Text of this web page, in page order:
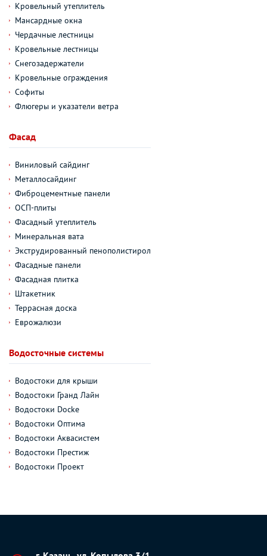
Кровельный утеплитель
Мансардные окна
Чердачные лестницы
Кровельные лестницы
Снегозадержатели
Кровельные ограждения
Софиты
Флюгеры и указатели ветра
Фасад
Виниловый сайдинг
Металлосайдинг
Фиброцементные панели
ОСП-плиты
Фасадный утеплитель
Минеральная вата
Экструдированный пенополистирол
Фасадные панели
Фасадная плитка
Штакетник
Террасная доска
Еврожалюзи
Водосточные системы
Водостоки для крыши
Водостоки Гранд Лайн
Водостоки Docke
Водостоки Оптима
Водостоки Аквасистем
Водостоки Престиж
Водостоки Проект